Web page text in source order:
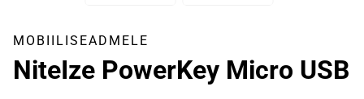
MOBIILISEADMELE
NiteIze PowerKey Micro USB